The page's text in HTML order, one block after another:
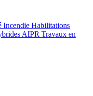
Incendie Habilitations
AIPR Travaux en